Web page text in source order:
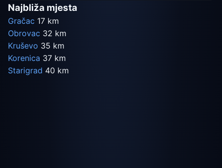
Najbliža mjesta
Gračac 17 km
Obrovac 32 km
Kruševo 35 km
Korenica 37 km
Starigrad 40 km